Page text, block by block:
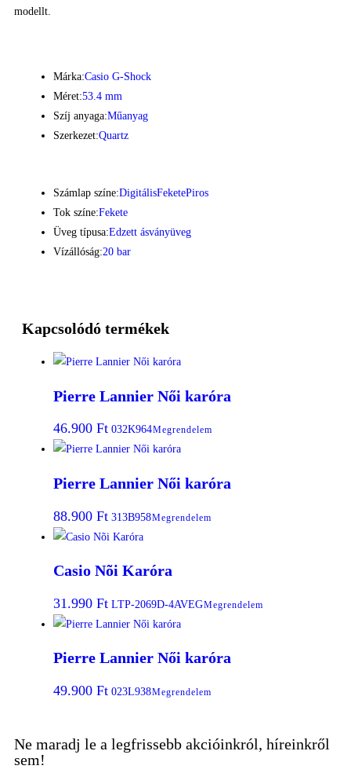
modellt.
Márka:Casio G-Shock
Méret:53.4 mm
Szíj anyaga:Műanyag
Szerkezet:Quartz
Számlap színe:DigitálisFeketePiros
Tok színe:Fekete
Üveg típusa:Edzett ásványüveg
Vízállóság:20 bar
Kapcsolódó termékek
Pierre Lannier Női karóra
46.900 Ft 032K964Megrendelem
Pierre Lannier Női karóra
88.900 Ft 313B958Megrendelem
Casio Nõi Karóra
31.990 Ft LTP-2069D-4AVEGMegrendelem
Pierre Lannier Női karóra
49.900 Ft 023L938Megrendelem
Ne maradj le a legfrissebb akcióinkról, híreinkről
sem!